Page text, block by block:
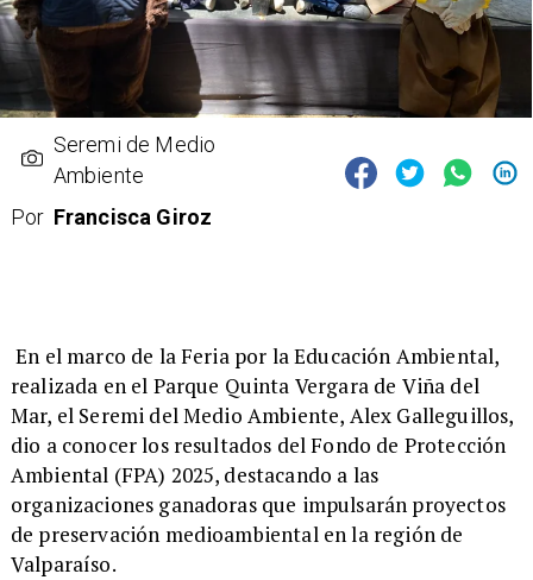
Seremi de Medio
Ambiente
Por Francisca Giroz
​ En el marco de la Feria por la Educación Ambiental,
realizada en el Parque Quinta Vergara de Viña del
Mar, el Seremi del Medio Ambiente, Alex Galleguillos,
dio a conocer los resultados del Fondo de Protección
Ambiental (FPA) 2025, destacando a las
organizaciones ganadoras que impulsarán proyectos
de preservación medioambiental en la región de
Valparaíso.